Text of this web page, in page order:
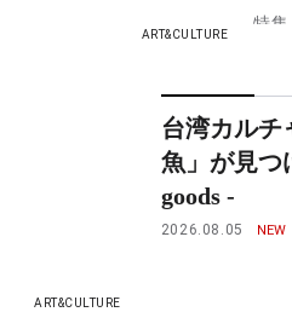
特集
ART&CULTURE
台湾カルチ
魚」が見つ
goods -
2026.08.05
ART&CULTURE